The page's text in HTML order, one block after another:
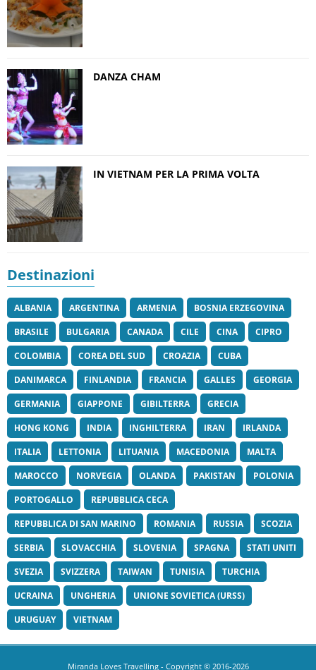
DANZA CHAM
IN VIETNAM PER LA PRIMA VOLTA
Destinazioni
ALBANIA ARGENTINA ARMENIA
BOSNIA ERZEGOVINA
BRASILE
BULGARIA CANADA CILE CINA
CIPRO
COLOMBIA
COREA DEL SUD CROAZIA
CUBA
DANIMARCA
FINLANDIA FRANCIA GALLES
GEORGIA
GERMANIA
GIAPPONE GIBILTERRA
GRECIA
HONG KONG
INDIA INGHILTERRA IRAN
IRLANDA
ITALIA
LETTONIA LITUANIA MACEDONIA
MALTA
MAROCCO
NORVEGIA OLANDA PAKISTAN
POLONIA
PORTOGALLO
REPUBBLICA CECA
REPUBBLICA DI SAN MARINO
ROMANIA RUSSIA
SCOZIA
SERBIA
SLOVACCHIA SLOVENIA SPAGNA
STATI UNITI
SVEZIA
SVIZZERA TAIWAN TUNISIA
TURCHIA
UCRAINA
UNGHERIA
UNIONE SOVIETICA (URSS)
URUGUAY
VIETNAM
Miranda Loves Travelling- Copyright © 2016-2026